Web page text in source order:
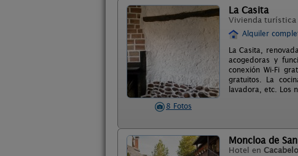
8 Fotos
La Casita
Vivienda turística
Alquiler
La Casita,
acogedoras y
conexión Wi-Fi
gratuitos. La
lavadora, etc. Los
Moncloa de
Hotel en